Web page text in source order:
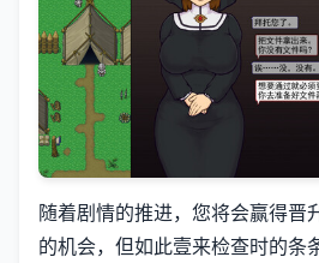
随着剧情的推进，您将会赢得晋
的机会，但如此壹来检查时的条